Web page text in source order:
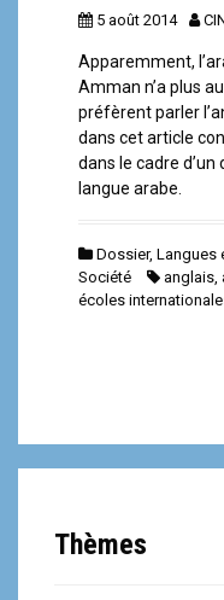
5 août 2014
Apparemment,
Amman n’a plus
préfèrent parler
dans cet article
dans le cadre
langue arabe.
Dossier, Langues
Société
anglais,
écoles
Thèmes